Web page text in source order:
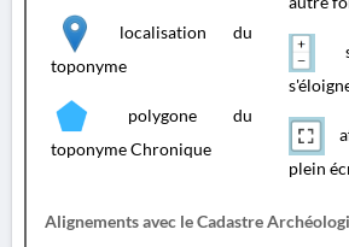
localisation du
toponyme
polygone du
toponyme Chronique
plein
Alignements avec le Cadastre